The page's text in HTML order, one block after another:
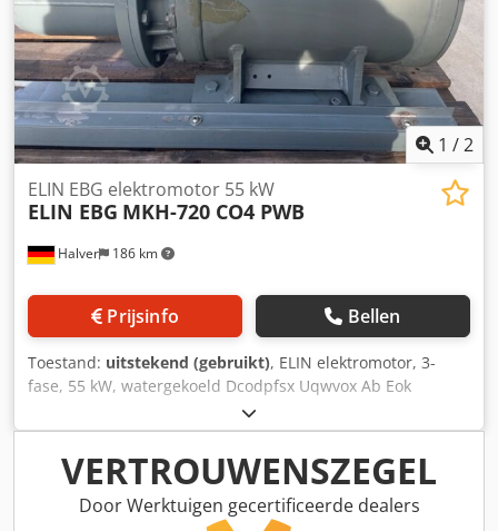
1 /2
Halver 186 km
ELIN EBG elektromotor 55 kW
ELIN EBG MKH-720 CO4 PWB
Prijsinfo Bellen
Toestand: uitstekend (gebruikt), ELIN elektromotor, 3-
fase, 55 kW, watergekoeld Dcodpfsx Uqwvox Ab Eok
VERTROUWENSZEGEL
Door Werktuigen gecertificeerde dealers